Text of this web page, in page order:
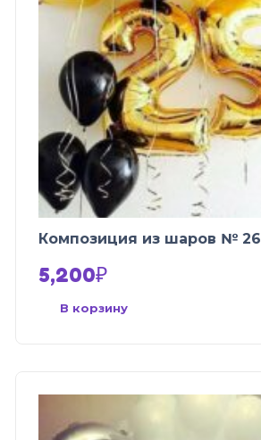
Композиция из шаров № 26
5,200₽
В корзину